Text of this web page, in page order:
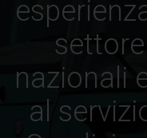
nazionali
al